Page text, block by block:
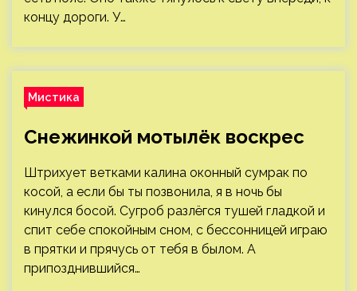
концу дороги. У…
Мистика
Снежинкой мотылёк воскрес
Штрихует ветками калина оконный сумрак по
косой, а если бы ты позвонила, я в ночь бы
кинулся босой. Сугроб разлёгся тушей гладкой и
спит себе спокойным сном, с бессонницей играю
в прятки и прячусь от тебя в былом. А
припозднившийся…